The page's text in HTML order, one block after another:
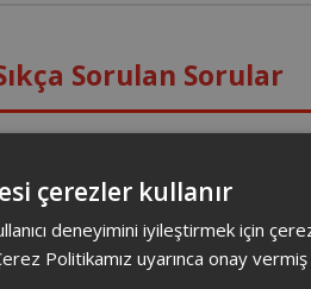
Sorulan Sorular
Blender'ın ürün boyutları
ile mutfakta neler hazırlanabilir?
çerezler kullanır
deneyimini iyileştirmek için
Politikamız uyarınca onay